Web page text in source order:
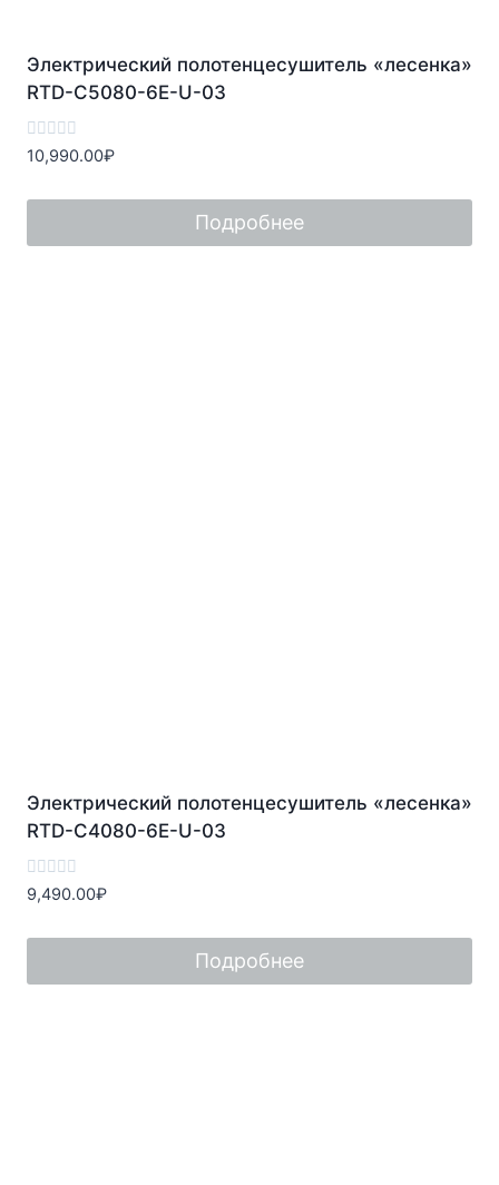
Электрический полотенцесушитель «лесенка»
RTD-C5080-6E-U-03
Оценка
0
5
10,990.00₽
Подробнее
Электрический полотенцесушитель «лесенка»
RTD-C4080-6E-U-03
Оценка
0
5
9,490.00₽
Подробнее